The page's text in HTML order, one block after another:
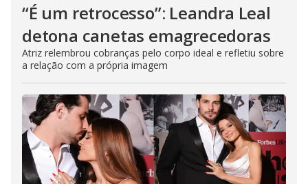
“É um retrocesso”: Leandra Leal
detona canetas emagrecedoras
Atriz relembrou cobranças pelo corpo ideal e refletiu sobre
a relação com a própria imagem